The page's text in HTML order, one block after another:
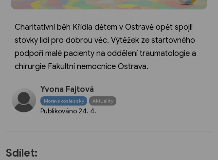
Charitativní běh Křídla dětem v Ostravě opět spojil
stovky lidí pro dobrou věc. Výtěžek ze startovného
podpoří malé pacienty na oddělení traumatologie a
chirurgie Fakultní nemocnice Ostrava.
Yvona Fajtová
Moravskoslezský Aktuality
Publikováno 24. 4.
Sdílet: